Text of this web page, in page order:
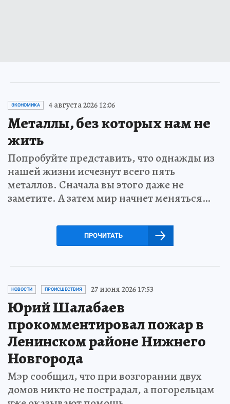
ЭКОНОМИКА 4 августа 2026 12:06
Металлы, без которых нам не
жить
Попробуйте представить, что однажды из
нашей жизни исчезнут всего пять
металлов. Сначала вы этого даже не
заметите. А затем мир начнет меняться…
ПРОЧИТАТЬ
НОВОСТИ ПРОИСШЕСТВИЯ 27 июня 2026 17:53
Юрий Шалабаев
прокомментировал пожар в
Ленинском районе Нижнего
Новгорода
Мэр сообщил, что при возгорании двух
домов никто не пострадал, а погорельцам